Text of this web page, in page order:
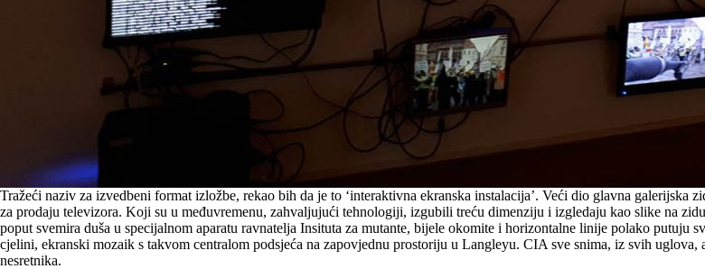
Tražeći naziv za izvedbeni format izložbe, rekao bih da je to ‘interaktivna ekranska instalacija’. Veći dio glavna galerijska
za prodaju televizora. Koji su u međuvremenu, zahvaljujući tehnologiji, izgubili treću dimenziju i izgledaju kao slike na
poput svemira duša u specijalnom aparatu ravnatelja Insituta za mutante, bijele okomite i horizontalne linije polako
cjelini, ekranski mozaik s takvom centralom podsjeća na zapovjednu prostoriju u Langleyu. CIA sve snima, iz svih
nesretnika.